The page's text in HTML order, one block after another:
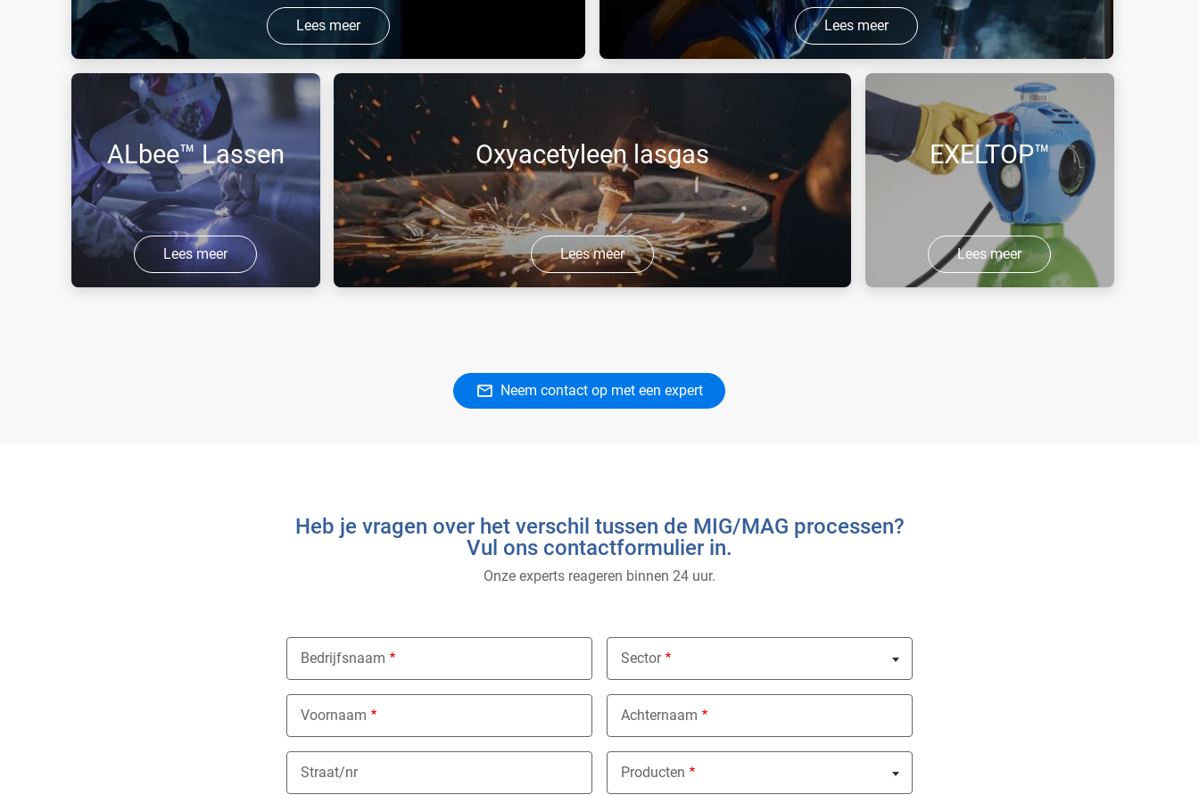
Lees meer
Air Liquide heeft gespecialiseerde gassen en diensten ontwikkeld voor
verschillende soorten toepassingen (lassen, snijden en verwarmen).
Lees meer
Een reeks gassen voor TIG, MIG, MAG en plasma lassen.
ALbee™ Lassen
Lees meer
Oxyacetyleen lasgas
Lees meer
EXELTOP™
Lees meer
Neem contact op met een expert
Heb je vragen over het verschil tussen de MIG/MAG processen?
Vul ons contactformulier in.
Onze experts reageren binnen 24 uur.
Bedrijfsnaam Sector
Nothing selected
Voornaam Achternaam
Straat/nr Producten
Nothing selected